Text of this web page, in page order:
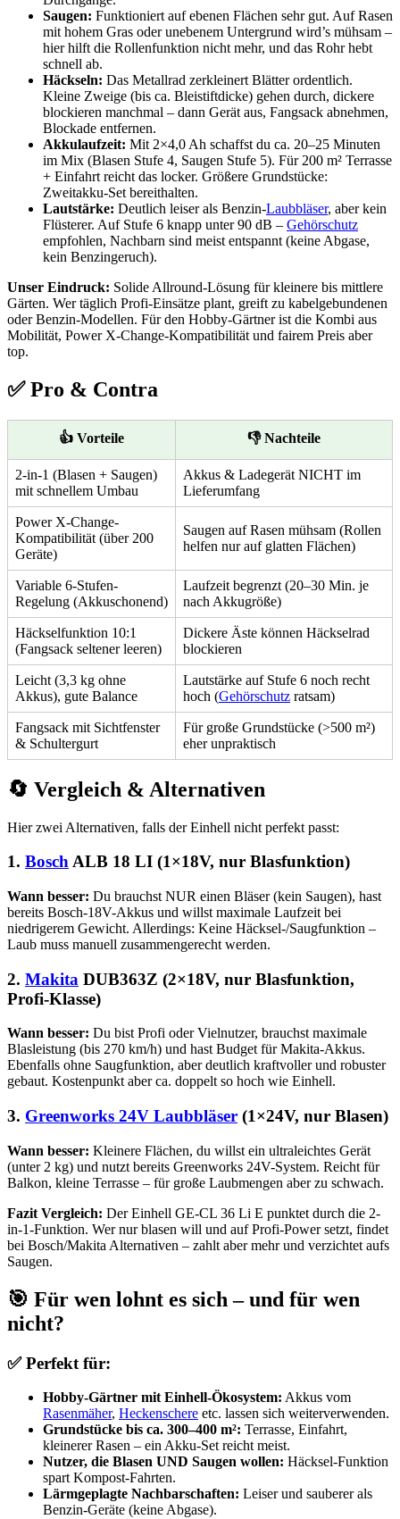
Saugen: Funktioniert auf ebenen Flächen sehr gut. Auf Rasen
mit hohem Gras oder unebenem Untergrund wird’s mühsam –
hier hilft die Rollenfunktion nicht mehr, und das Rohr hebt
schnell ab.
Häckseln: Das Metallrad zerkleinert Blätter ordentlich.
Kleine Zweige (bis ca. Bleistiftdicke) gehen durch, dickere
blockieren manchmal – dann Gerät aus, Fangsack abnehmen,
Blockade entfernen.
Akkulaufzeit: Mit 2×4,0 Ah schaffst du ca. 20–25 Minuten
im Mix (Blasen Stufe 4, Saugen Stufe 5). Für 200 m² Terrasse
+ Einfahrt reicht das locker. Größere Grundstücke:
Zweitakku-Set bereithalten.
Lautstärke: Deutlich leiser als Benzin-Laubbläser, aber kein
Flüsterer. Auf Stufe 6 knapp unter 90 dB – Gehörschutz
empfohlen, Nachbarn sind meist entspannt (keine Abgase,
kein Benzingeruch).
Unser Eindruck: Solide Allround-Lösung für kleinere bis mittlere
Gärten. Wer täglich Profi-Einsätze plant, greift zu kabelgebundenen
oder Benzin-Modellen. Für den Hobby-Gärtner ist die Kombi aus
Mobilität, Power X-Change-Kompatibilität und fairem Preis aber
top.
✅ Pro & Contra
👍 Vorteile 👎 Nachteile
2-in-1 (Blasen + Saugen)
mit schnellem Umbau
Akkus & Ladegerät NICHT im
Lieferumfang
Power X-Change-
Kompatibilität (über 200
Geräte)
Saugen auf Rasen mühsam (Rollen
helfen nur auf glatten Flächen)
Variable 6-Stufen-
Regelung (Akkuschonend)
Laufzeit begrenzt (20–30 Min. je
nach Akkugröße)
Häckselfunktion 10:1
(Fangsack seltener leeren)
Dickere Äste können Häckselrad
blockieren
Leicht (3,3 kg ohne
Akkus), gute Balance
Lautstärke auf Stufe 6 noch recht
hoch (Gehörschutz ratsam)
Fangsack mit Sichtfenster
& Schultergurt
Für große Grundstücke (>500 m²)
eher unpraktisch
🔄 Vergleich & Alternativen
Hier zwei Alternativen, falls der Einhell nicht perfekt passt:
1. BoschALB 18 LI (1×18V, nur Blasfunktion)
Wann besser: Du brauchst NUR einen Bläser (kein Saugen), hast
bereits Bosch-18V-Akkus und willst maximale Laufzeit bei
niedrigerem Gewicht. Allerdings: Keine Häcksel-/Saugfunktion –
Laub muss manuell zusammengerecht werden.
2. Makita DUB363Z (2×18V, nur Blasfunktion,
Profi-Klasse)
Wann besser: Du bist Profi oder Vielnutzer, brauchst maximale
Blasleistung (bis 270 km/h) und hast Budget für Makita-Akkus.
Ebenfalls ohne Saugfunktion, aber deutlich kraftvoller und robuster
gebaut. Kostenpunkt aber ca. doppelt so hoch wie Einhell.
3. Greenworks 24V Laubbläser (1×24V, nur Blasen)
Wann besser: Kleinere Flächen, du willst ein ultraleichtes Gerät
(unter 2 kg) und nutzt bereits Greenworks 24V-System. Reicht für
Balkon, kleine Terrasse – für große Laubmengen aber zu schwach.
Fazit Vergleich: Der Einhell GE-CL 36 Li E punktet durch die 2-
in-1-Funktion. Wer nur blasen will und auf Profi-Power setzt, findet
bei Bosch/Makita Alternativen – zahlt aber mehr und verzichtet aufs
Saugen.
🎯 Für wen lohnt es sich – und für wen
nicht?
✅ Perfekt für:
Hobby-Gärtner mit Einhell-Ökosystem: Akkus vom
Rasenmäher, Heckenschere etc. lassen sich weiterverwenden.
Grundstücke bis ca. 300–400 m²: Terrasse, Einfahrt,
kleinerer Rasen – ein Akku-Set reicht meist.
Nutzer, die Blasen UND Saugen wollen: Häcksel-Funktion
spart Kompost-Fahrten.
Lärmgeplagte Nachbarschaften: Leiser und sauberer als
Benzin-Geräte (keine Abgase).